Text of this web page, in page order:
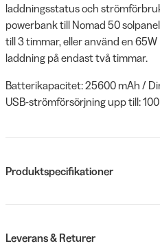
laddningsstatus och
powerbank till Nomad 50
till 3 timmar, eller använd en
laddning på endast två timmar.
Batterikapacitet: 25600 mAh /
USB-strömförsörjning upp till:
Produktspecifikationer
Leverans & Returer